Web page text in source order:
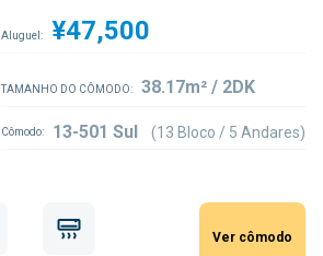
Aluguel: ¥47,500
TAMANHO DO CÔMODO: 38.17m² / 2DK
Cômodo: 13-501 Sul (13 Bloco / 5 Andares)
Ver cômodo